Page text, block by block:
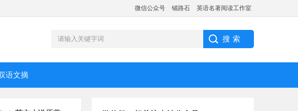
微信公众号 铺路石 英语名著阅读工作室
语文摘